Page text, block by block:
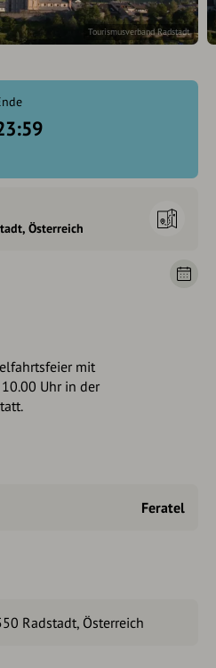
Tourismusverband Radstadt
Österreich
mit
Uhr in der
Feratel
Radstadt, Österreich